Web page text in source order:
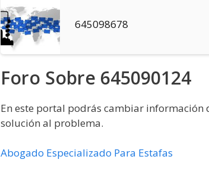
645098678
Foro Sobre 645090124
En este portal podrás cambiar información
solución al problema.
Abogado Especializado Para Estafas